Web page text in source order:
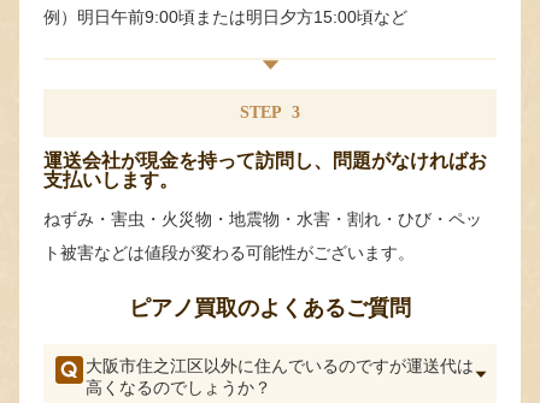
例）明日午前9:00頃または明日夕方15:00頃など
STEP 3
運送会社が現金を持って訪問し、問題がなければお
支払いします。
ねずみ・害虫・火災物・地震物・水害・割れ・ひび・ペッ
ト被害などは値段が変わる可能性がございます。
ピアノ買取のよくあるご質問
大阪市住之江区以外に住んでいるのですが運送代は
高くなるのでしょうか？